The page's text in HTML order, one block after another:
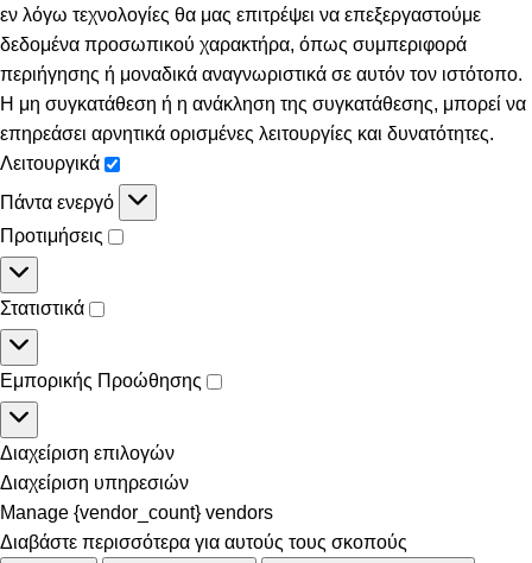
εν λόγω τεχνολογίες θα μας επιτρέψει να επεξεργαστούμε
δεδομένα προσωπικού χαρακτήρα, όπως συμπεριφορά
περιήγησης ή μοναδικά αναγνωριστικά σε αυτόν τον ιστότοπο.
Η μη συγκατάθεση ή η ανάκληση της συγκατάθεσης, μπορεί να
επηρεάσει αρνητικά ορισμένες λειτουργίες και δυνατότητες.
Λειτουργικά
Πάντα ενεργό
Προτιμήσεις
Στατιστικά
Εμπορικής Προώθησης
Διαχείριση επιλογών
Διαχείριση υπηρεσιών
Manage {vendor_count} vendors
Διαβάστε περισσότερα για αυτούς τους σκοπούς